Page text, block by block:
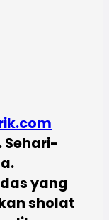
Sehari-
yang
sholat